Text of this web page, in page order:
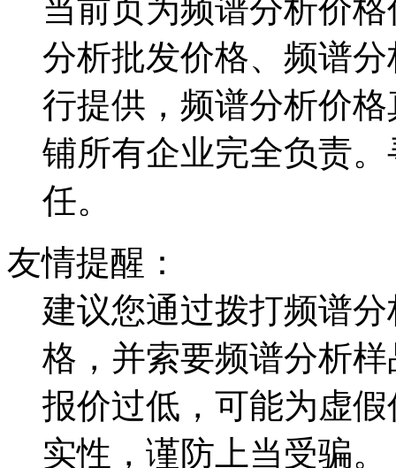
当前页为频谱分析价
分析批发价格、频谱
行提供，频谱分析价
铺所有企业完全负责
任。
友情提醒：
建议您通过拨打频谱
格，并索要频谱分析
报价过低，可能为虚
实性，谨防上当受骗。